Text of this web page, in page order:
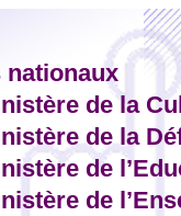
nationaux
de la
de la
de
de